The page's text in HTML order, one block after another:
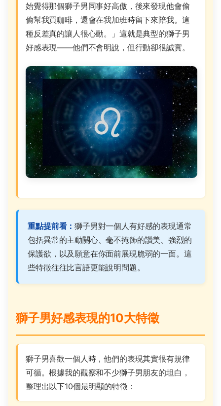
始覺得那個獅子男同事好高傲，後來發現他會偷
偷幫我買咖啡，還會在我加班時留下來陪我。這
種反差真的讓人很心動。」這就是典型的獅子男
好感表現——他們不會明說，但行動卻很誠實。
重點提前看：獅子男對一個人有好感的表現通常
包括異常的主動關心、毫不掩飾的讚美、強烈的
保護欲，以及願意在你面前展現脆弱的一面。這
些特徵往往比言語更能說明問題。
獅子男好感表現的10大特徵
獅子男喜歡一個人時，他們的表現其實很有規律
可循。根據我的觀察和不少獅子男朋友的坦白，
整理出以下10個最明顯的特徵：